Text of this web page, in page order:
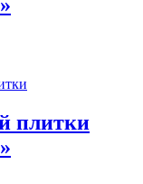
плитки